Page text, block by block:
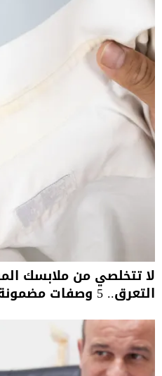
لا تتخلصي من ملابسك
التعرق.. 5 وصفات مضمونة